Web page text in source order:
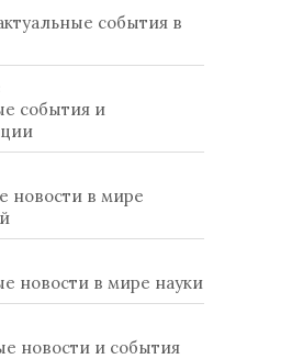
события в
события и
новости в мире
новости в мире науки
новости и события